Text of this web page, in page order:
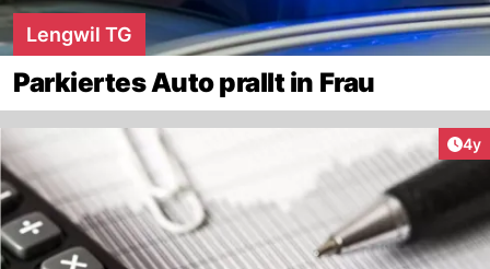
Lengwil TG
Parkiertes Auto prallt in Frau
4y